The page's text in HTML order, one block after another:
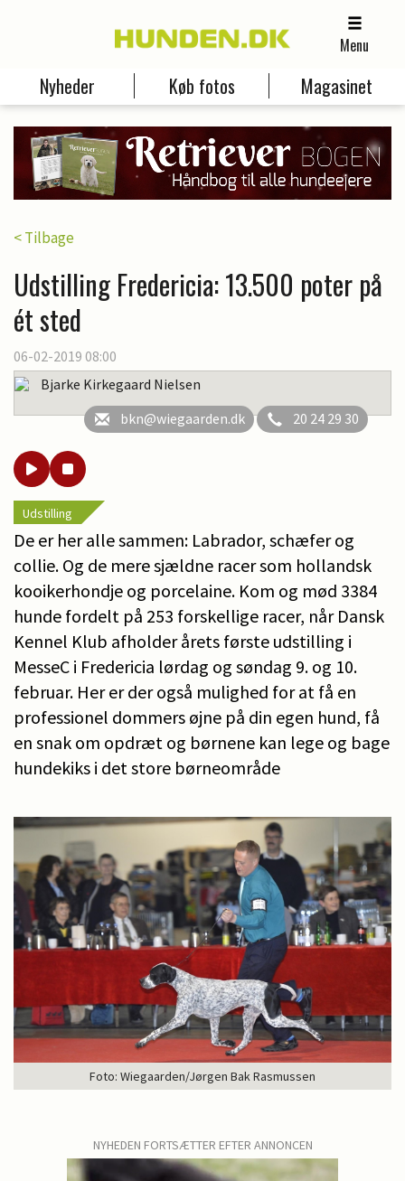
Menu
Nyheder Køb fotos Magasinet
< Tilbage
Udstilling Fredericia: 13.500 poter på
ét sted
06-02-2019 08:00
Bjarke Kirkegaard Nielsen
bkn@wiegaarden.dk
20 24 29 30
Udstilling
De er her alle sammen: Labrador, schæfer og
collie. Og de mere sjældne racer som hollandsk
kooikerhondje og porcelaine. Kom og mød 3384
hunde fordelt på 253 forskellige racer, når Dansk
Kennel Klub afholder årets første udstilling i
MesseC i Fredericia lørdag og søndag 9. og 10.
februar. Her er der også mulighed for at få en
professionel dommers øjne på din egen hund, få
en snak om opdræt og børnene kan lege og bage
hundekiks i det store børneområde
Foto: Wiegaarden/Jørgen Bak Rasmussen
NYHEDEN FORTSÆTTER EFTER ANNONCEN